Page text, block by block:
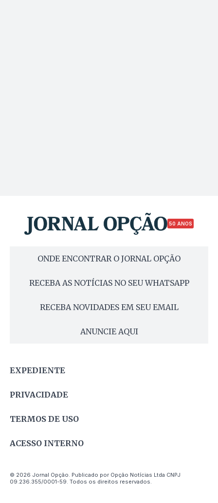
50 ANOS
ONDE ENCONTRAR O JORNAL OPÇÃO
RECEBA AS NOTÍCIAS NO SEU WHATSAPP
RECEBA NOVIDADES EM SEU EMAIL
ANUNCIE AQUI
EXPEDIENTE
PRIVACIDADE
TERMOS DE USO
ACESSO INTERNO
© 2026 Jornal Opção. Publicado por Opção Notícias Ltda CNPJ
09.236.355/0001-59. Todos os direitos reservados.